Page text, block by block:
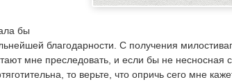
бы
благодарности. С получения
мне преследовать, и если бы не несносная
то верьте, что опричь сего мне